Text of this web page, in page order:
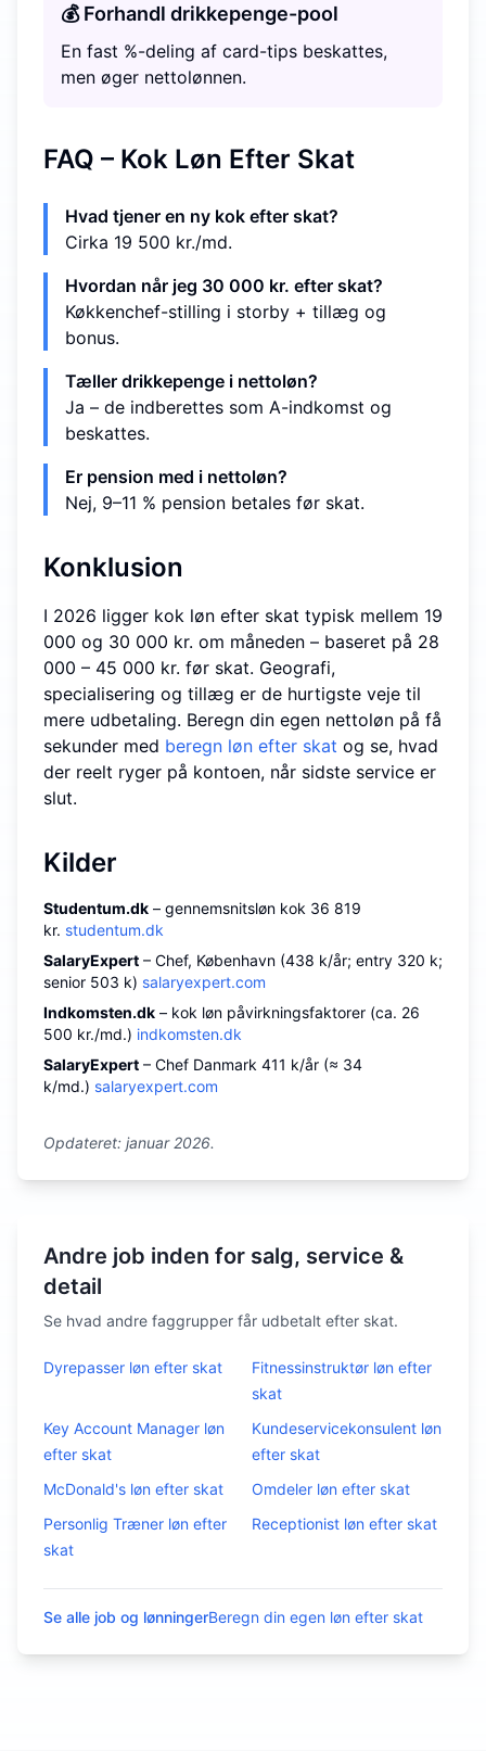
💰 Forhandl drikkepenge-pool
En fast %-deling af card-tips beskattes,
men øger nettolønnen.
FAQ – Kok Løn Efter Skat
Hvad tjener en ny kok efter skat?
Cirka 19 500 kr./md.
Hvordan når jeg 30 000 kr. efter skat?
Køkkenchef-stilling i storby + tillæg og
bonus.
Tæller drikkepenge i nettoløn?
Ja – de indberettes som A-indkomst og
beskattes.
Er pension med i nettoløn?
Nej, 9–11 % pension betales før skat.
Konklusion
I 2026 ligger kok løn efter skat typisk mellem 19
000 og 30 000 kr. om måneden – baseret på 28
000 – 45 000 kr. før skat. Geografi,
specialisering og tillæg er de hurtigste veje til
mere udbetaling. Beregn din egen nettoløn på få
sekunder med beregn løn efter skat og se, hvad
der reelt ryger på kontoen, når sidste service er
slut.
Kilder
Studentum.dk – gennemsnitsløn kok 36 819
kr. studentum.dk
SalaryExpert – Chef, København (438 k/år; entry 320 k;
senior 503 k) salaryexpert.com
Indkomsten.dk – kok løn påvirkningsfaktorer (ca. 26
500 kr./md.) indkomsten.dk
SalaryExpert – Chef Danmark 411 k/år (≈ 34
k/md.) salaryexpert.com
Opdateret: januar 2026.
Andre job inden for salg, service &
detail
Se hvad andre faggrupper får udbetalt efter skat.
Dyrepasser løn efter skat Fitnessinstruktør løn efter
skat
Key Account Manager løn
efter skat
Kundeservicekonsulent løn
efter skat
McDonald's løn efter skat Omdeler løn efter skat
Personlig Træner løn efter
skat
Receptionist løn efter skat
Se alle job og lønningerBeregn din egen løn efter skat